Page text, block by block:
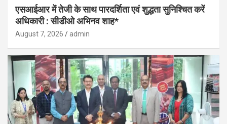
एसआईआर में तेजी के साथ पारदर्शिता एवं शुद्धता सुनिश्चित करें
अधिकारी : सीडीओ अभिनव शाह*
August 7, 2026 admin